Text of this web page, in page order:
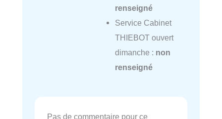
renseigné
Service Cabinet
THIEBOT ouvert
dimanche : non
renseigné
Pas de commentaire pour ce